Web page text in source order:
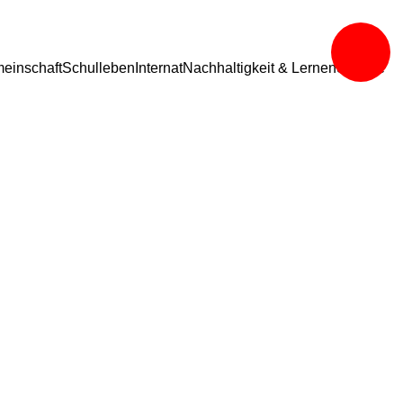
Schulleben InternatNachhaltigkeit & LernenService